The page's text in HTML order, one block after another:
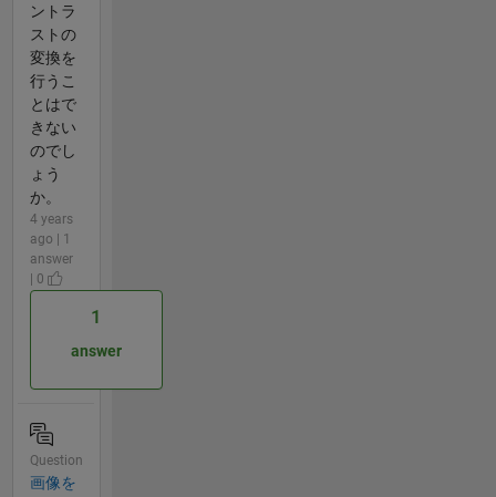
ントラ
ストの
変換を
行うこ
とはで
きない
のでし
ょう
か。
4 years
ago | 1
answer
| 0
1
answer
Question
画像を